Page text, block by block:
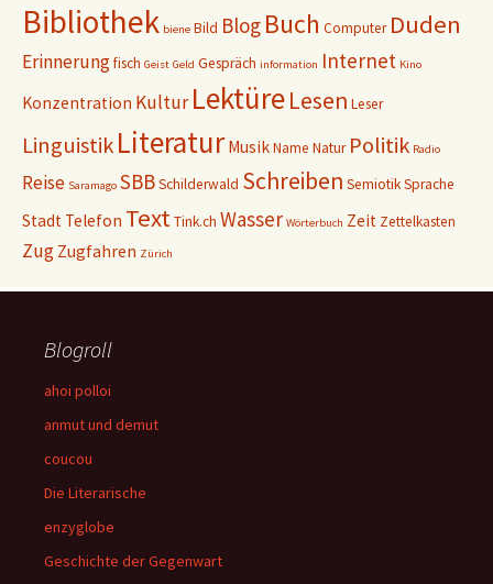
Bibliothek biene Bild Blog Buch Computer Duden
Erinnerungfisch Geist Geld Gespräch information Internet Kino
Konzentration Kultur LektüreLesen Leser
LinguistikLiteratur MusikName Natur Politik Radio
Reise Saramago SBBSchilderwald Schreiben SemiotikSprache
Stadt Telefon TextTink.ch Wasser Wörterbuch Zeit Zettelkasten
Zug Zugfahren Zürich
Blogroll
ahoi polloi
anmut und demut
coucou
Die Literarische
enzyglobe
Geschichte der Gegenwart